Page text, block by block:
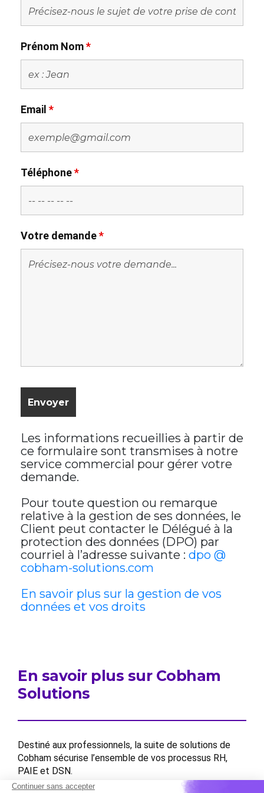
Prénom Nom*
Email *
Téléphone*
Votre demande*
Les informations recueillies à partir de
ce formulaire sont transmises à notre
service commercial pour gérer votre
demande.
Pour toute question ou remarque
relative à la gestion de ses données, le
Client peut contacter le Délégué à la
protection des données (DPO) par
courriel à l’adresse suivante : dpo @
cobham-solutions.com
En savoir plus sur la gestion de vos
données et vos droits
En savoir plus sur Cobham
Solutions
Destiné aux professionnels, la suite de solutions de
Cobham sécurise l’ensemble de vos processus RH,
PAIE et DSN.